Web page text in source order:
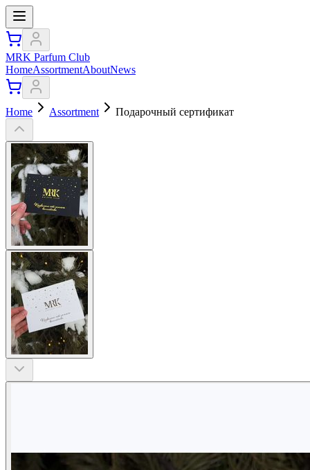
MRK Parfum Club
HomeAssortmentAboutNews
Home Assortment Подарочный сертификат